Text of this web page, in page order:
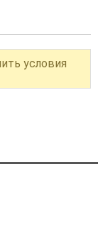
условия